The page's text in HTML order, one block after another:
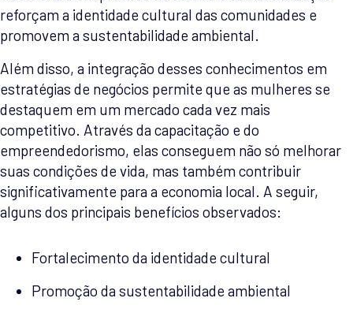
reforçam a identidade cultural das comunidades e
promovem a sustentabilidade ambiental.
Além disso, a integração desses conhecimentos em
estratégias de negócios permite que as mulheres se
destaquem em um mercado cada vez mais
competitivo. Através da capacitação e do
empreendedorismo, elas conseguem não só melhorar
suas condições de vida, mas também contribuir
significativamente para a economia local. A seguir,
alguns dos principais benefícios observados:
Fortalecimento da identidade cultural
Promoção da sustentabilidade ambiental